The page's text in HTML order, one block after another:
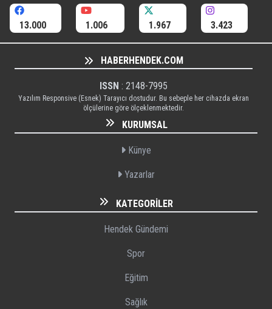
13.000 1.006 1.967 3.423
HABERHENDEK.COM
ISSN : 2148-7995
Yazılım Responsive (Esnek) Tarayıcı dostudur. Bu sebeple her cihazda ekran
ölçülerine göre ölçeklenmektedir.
KURUMSAL
Künye
Yazarlar
KATEGORILER
Hendek Gündemi
Spor
Eğitim
Sağlık